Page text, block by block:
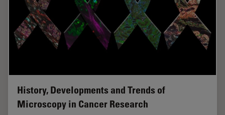
History, Developments and Trends of
Microscopy in Cancer Research